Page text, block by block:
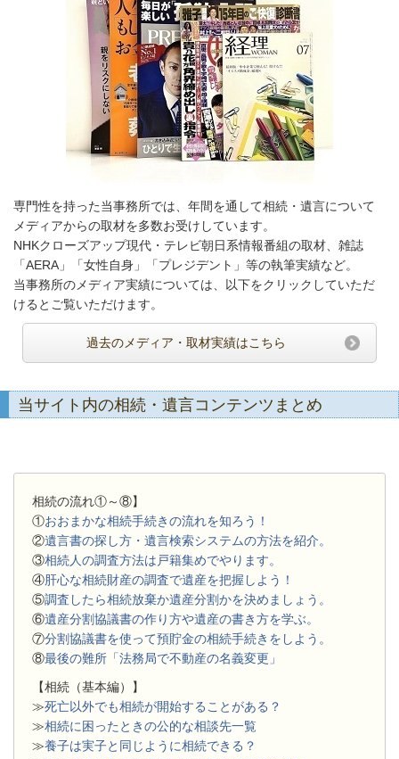
専門性を持った当事務所では、年間を通して相続・遺言について
メディアからの取材を多数お受けしています。
NHKクローズアップ現代・テレビ朝日系情報番組の取材、雑誌
「AERA」「女性自身」「プレジデント」等の執筆実績など。
当事務所のメディア実績については、以下をクリックしていただ
けるとご覧いただけます。
過去のメディア・取材実績はこちら
当サイト内の相続・遺言コンテンツまとめ
相続の流れ①～⑧】
①おおまかな相続手続きの流れを知ろう！
②遺言書の探し方・遺言検索システムの方法を紹介。
③相続人の調査方法は戸籍集めでやります。
④肝心な相続財産の調査で遺産を把握しよう！
⑤調査したら相続放棄か遺産分割かを決めましょう。
⑥遺産分割協議書の作り方や遺産の書き方を学ぶ。
⑦分割協議書を使って預貯金の相続手続きをしよう。
⑧最後の難所「法務局で不動産の名義変更」
【相続（基本編）】
≫死亡以外でも相続が開始することがある？
≫相続に困ったときの公的な相談先一覧
≫養子は実子と同じように相続できる？